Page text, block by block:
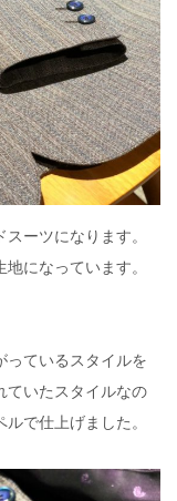
ーツになります。
になっています。
っているスタイルを
ていたスタイルなの
で仕上げました。